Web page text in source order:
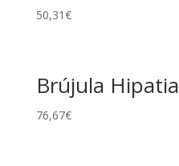
50,31€
Brújula Hipatia
76,67€